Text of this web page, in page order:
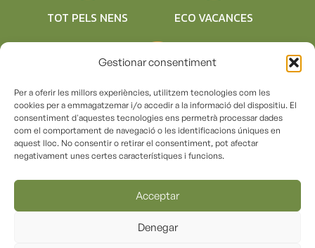
Gestionar consentiment
Per a oferir les millors experiències, utilitzem tecnologies com les
cookies per a emmagatzemar i/o accedir a la informació del dispositiu. El
consentiment d'aquestes tecnologies ens permetrà processar dades
com el comportament de navegació o les identificacions úniques en
aquest lloc. No consentir o retirar el consentiment, pot afectar
negativament unes certes característiques i funcions.
Acceptar
Denegar
TOT PELS NENS ECO VACANCES
COMPROMÍS
SOSTENIBLE
Registre (RTC) KG-000156
Termes i condicions d’ús|Avís Legal